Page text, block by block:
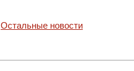
Остальные новости